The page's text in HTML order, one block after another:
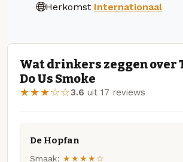
Herkomst Internationaal
Wat drinkers zeggen over
Do Us Smoke
★★★☆☆3.6 uit 17 reviews
De Hopfan
Smaak: ★★★★☆